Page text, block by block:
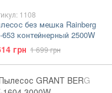
1108
без мешка Rainberg
653 контейнерный 2500W
грн 1 699 грн